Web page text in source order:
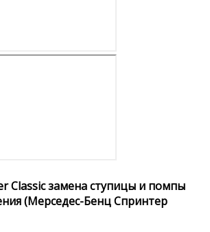
Classic замена ступицы и помпы
(Мерседес-Бенц Спринтер